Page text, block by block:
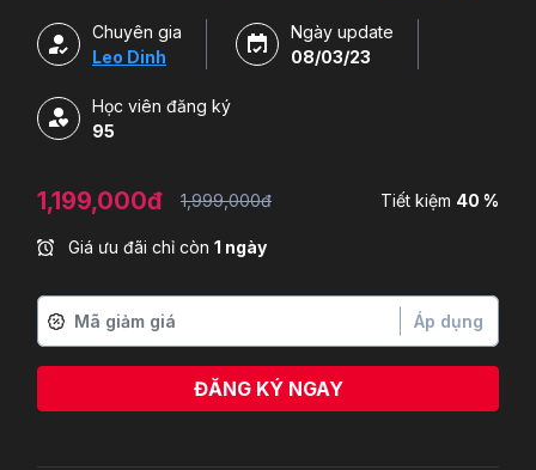
Chuyên gia
Leo Dinh
Ngày update
08/03/23
Học viên đăng ký
95
1,199,000đ 1,999,000đ Tiết kiệm 40 %
Giá ưu đãi chỉ còn 1 ngày
Áp dụng
ĐĂNG KÝ NGAY